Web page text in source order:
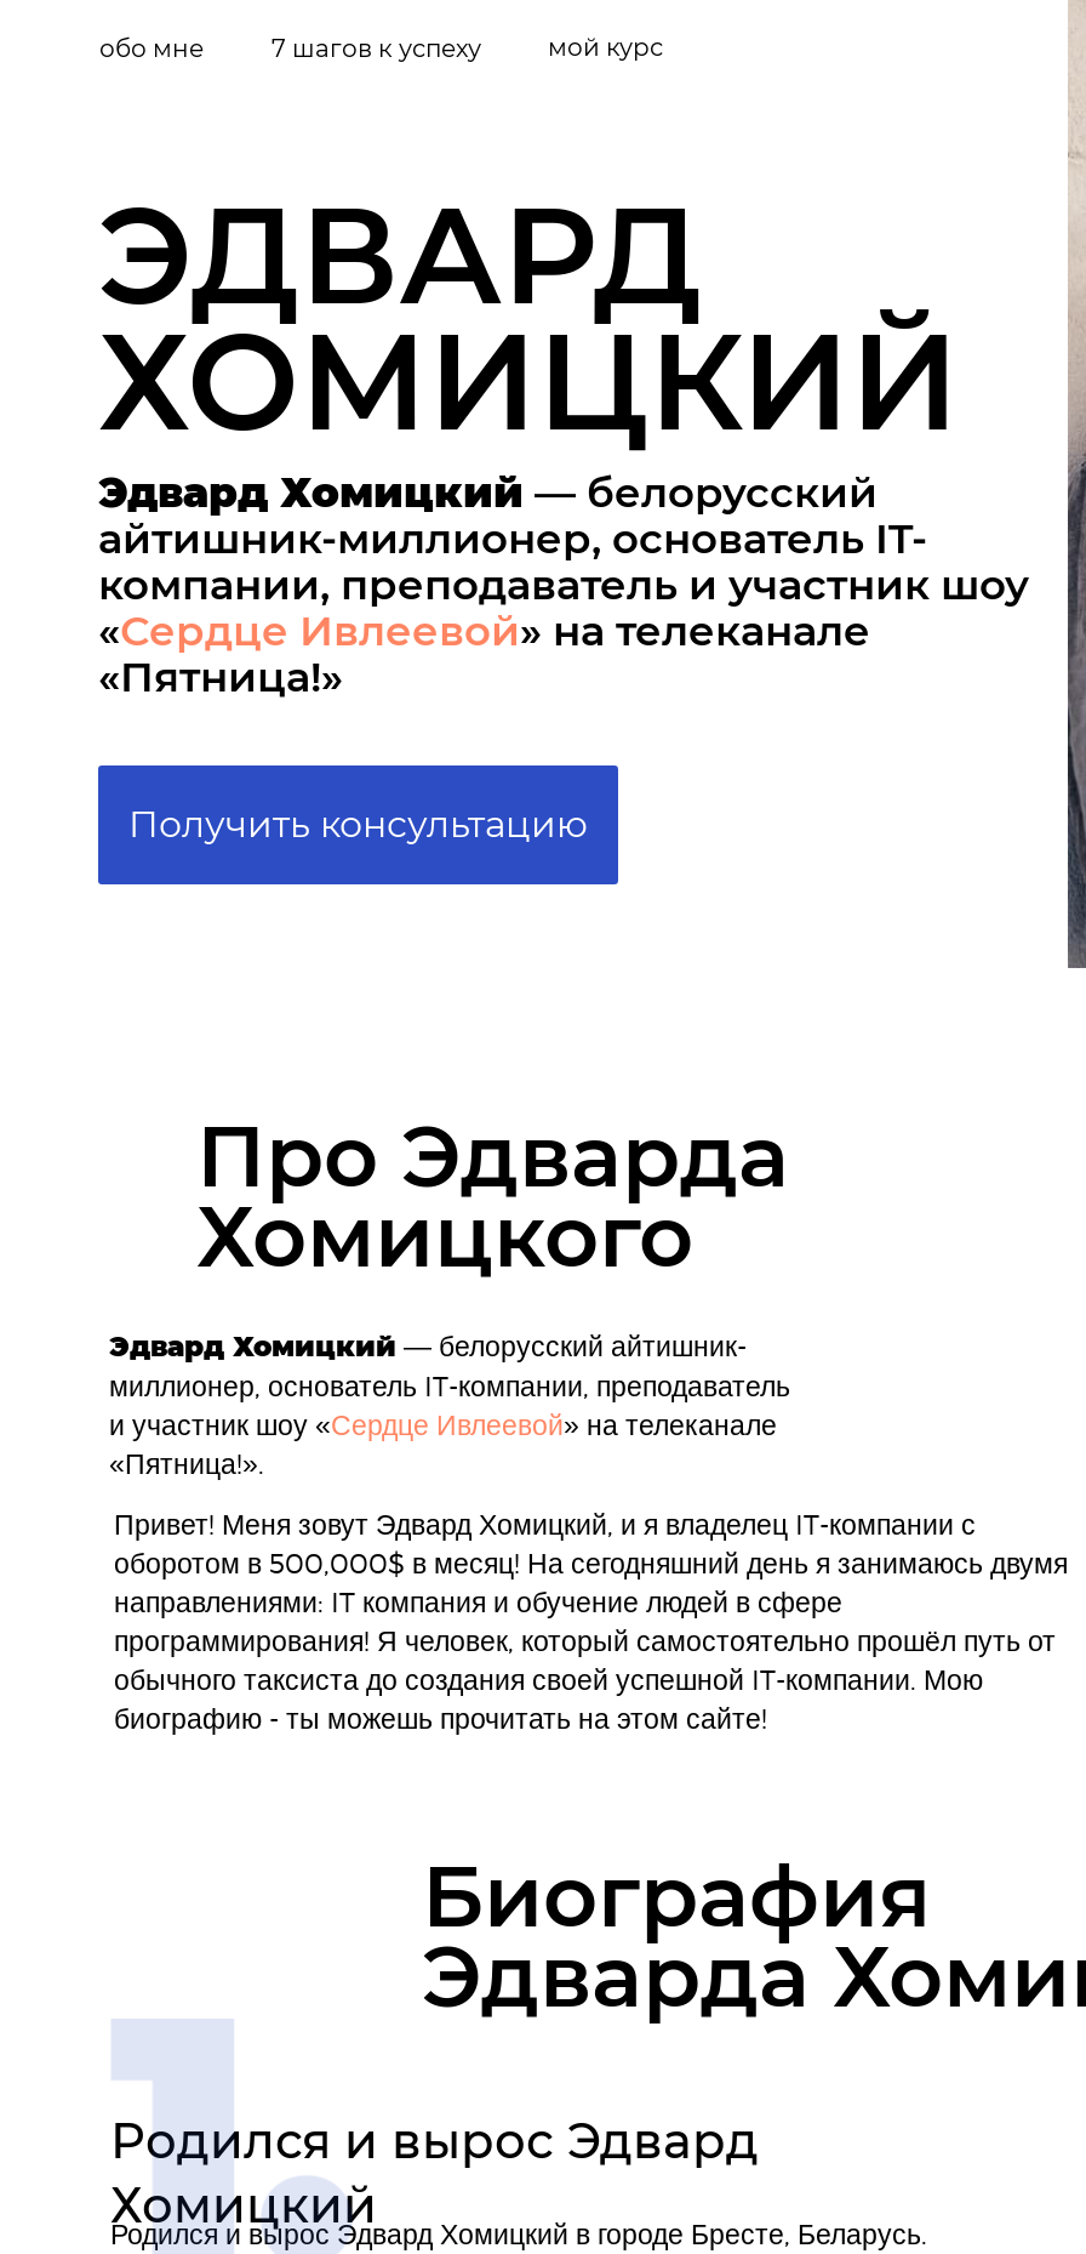
обо мне 7 шагов к успеху мой курс
Эдвард Хомицкий — белорусский
айтишник-миллионер, основатель IT-
компании, преподаватель и участник шоу
«Сердце Ивлеевой» на телеканале
«Пятница!»
Получить консультацию
ЭДВАРД
ХОМИЦКИЙ
Эдвард Хомицкий — белорусский айтишник-
миллионер, основатель IT-компании, преподаватель
и участник шоу «Сердце Ивлеевой» на телеканале
«Пятница!».
Про Эдварда
Хомицкого
Привет! Меня зовут Эдвард Хомицкий, и я владелец IT-компании с
оборотом в 500,000$ в месяц! На сегодняшний день я занимаюсь двумя
направлениями: IT компания и обучение людей в сфере
программирования! Я человек, который самостоятельно прошёл путь от
обычного таксиста до создания своей успешной IT-компании. Мою
биографию - ты можешь прочитать на этом сайте!
Родился и вырос Эдвард Хомицкий в городе Бресте, Беларусь.
Родился и вырос Эдвард
Хомицкий
Биография
Эдварда